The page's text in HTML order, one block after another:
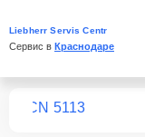
Liebherr Servis Centr
Сервис в Краснодаре
CN 5113